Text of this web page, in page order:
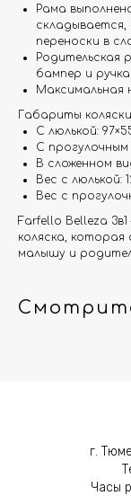
Рама
складывается,
переноски в
Родительская
бампер и
Максимальная
Габариты
С люлькой:
С прогулочным
В сложенном
Вес с люлькой:
Вес с
Farfello Belleza
коляска,
малышу и
г.
Часы